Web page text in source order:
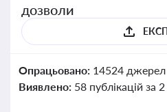
дозволи
Опрацьовано: 14524 джерел
Виявлено: 58 публікацій за 2